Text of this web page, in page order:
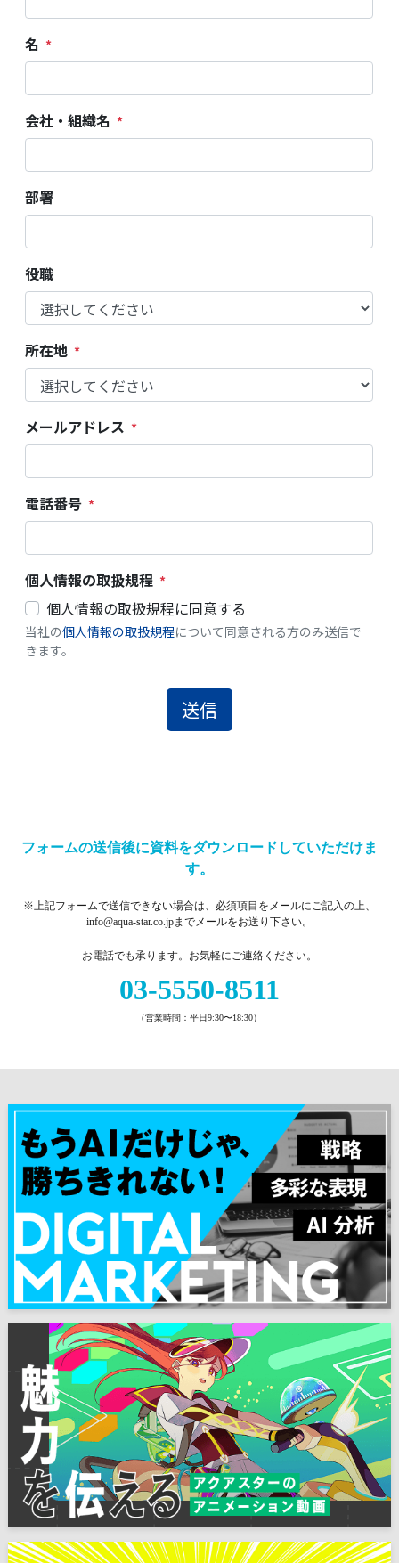
フォームの送信後に資料をダウンロードしていただけま
す。
※上記フォームで送信できない場合は、必須項目をメールにご記入の上、
info@aqua-star.co.jpまでメールをお送り下さい。
お電話でも承ります。お気軽にご連絡ください。
03-5550-8511
（営業時間：平日9:30〜18:30）